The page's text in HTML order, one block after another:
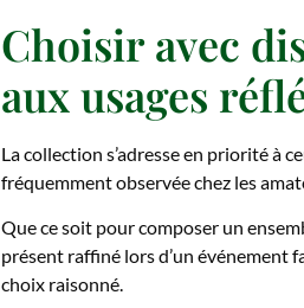
Choisir avec
aux usages
La collection s’adresse en priorité à
fréquemment observée chez les
Que ce soit pour composer un
présent raffiné lors d’un événement
choix raisonné.